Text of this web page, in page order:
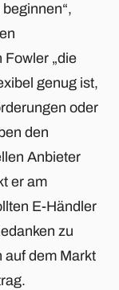
„die
genug ist,
oder
den
Anbieter
er am
E-Händler
zu
auf dem Markt